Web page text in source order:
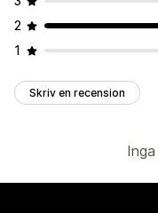
2
1
Skriv en recension